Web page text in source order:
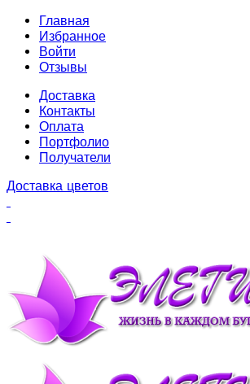
Главная
Избранное
Войти
Отзывы
Доставка
Контакты
Оплата
Портфолио
Получатели
Доставка цветов